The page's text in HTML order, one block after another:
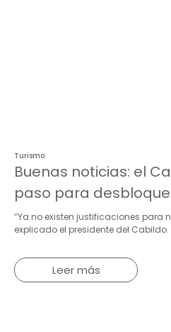
Turismo
Buenas noticias: el
paso para
“Ya no existen justificaciones para
explicado el presidente del Cabildo.
Leer más